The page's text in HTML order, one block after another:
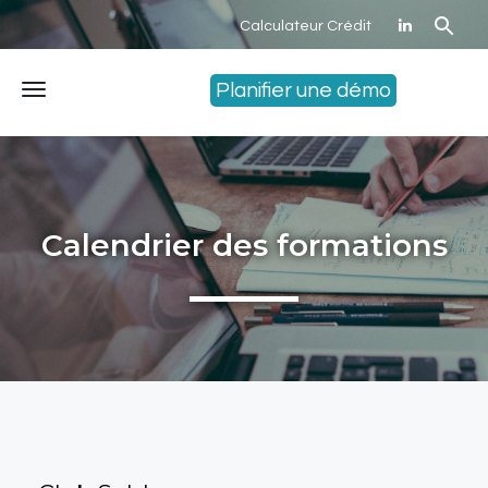
Calculateur Crédit
Planifier une démo
Menu
Calendrier des formations